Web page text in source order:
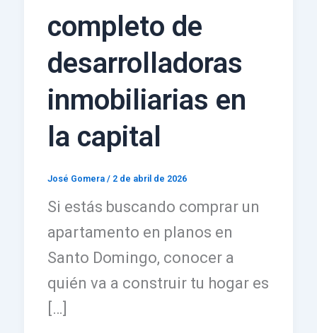
completo de
desarrolladoras
inmobiliarias en
la capital
José Gomera / 2 de abril de 2026
Si estás buscando comprar un
apartamento en planos en
Santo Domingo, conocer a
quién va a construir tu hogar es
[…]